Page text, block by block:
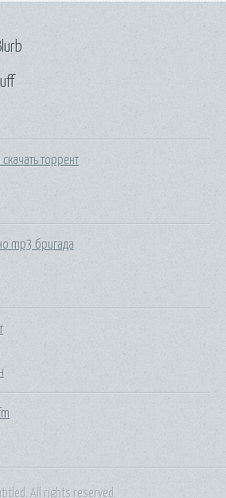
торрент
mp3 бригада
All rights reserved.